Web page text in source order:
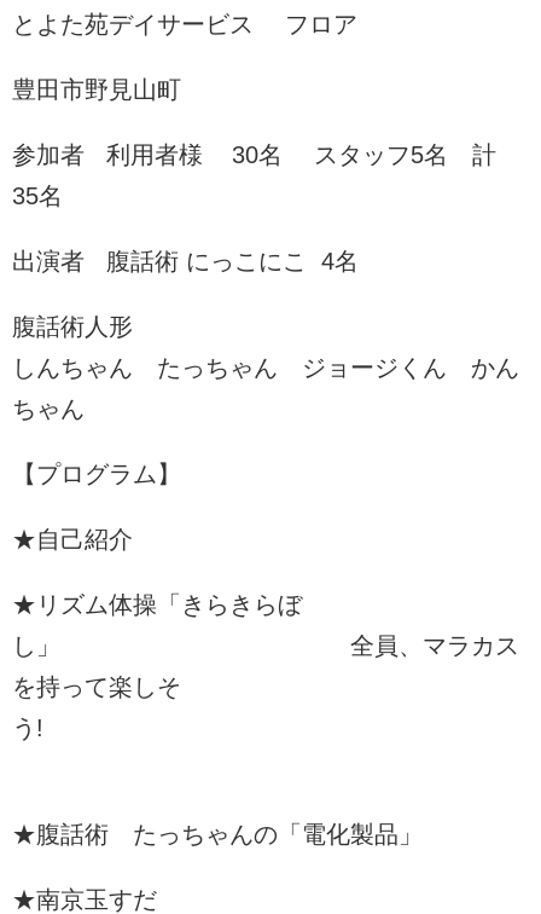
とよた苑デイサービス フロア
豊田市野見山町
参加者 利用者様 30名 スタッフ5名 計
35名
出演者 腹話術 にっこにこ 4名
腹話術人形
しんちゃん たっちゃん ジョージくん かん
ちゃん
【プログラム】
★自己紹介
★リズム体操「きらきらぼ
し」 全員、マラカス
を持って楽しそ
う!
★腹話術 たっちゃんの「電化製品」
★南京玉すだ